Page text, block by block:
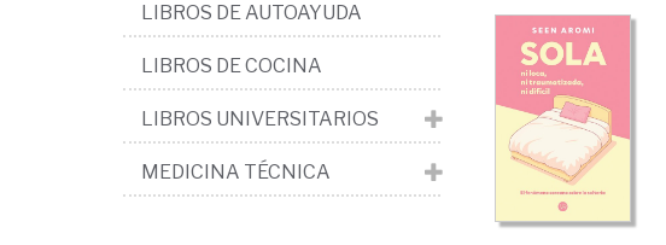
LIBROS DE AUTOAYUDA
LIBROS DE COCINA
LIBROS UNIVERSITARIOS
MEDICINA TÉCNICA